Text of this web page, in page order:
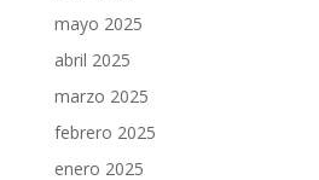
mayo 2025
abril 2025
marzo 2025
febrero 2025
enero 2025